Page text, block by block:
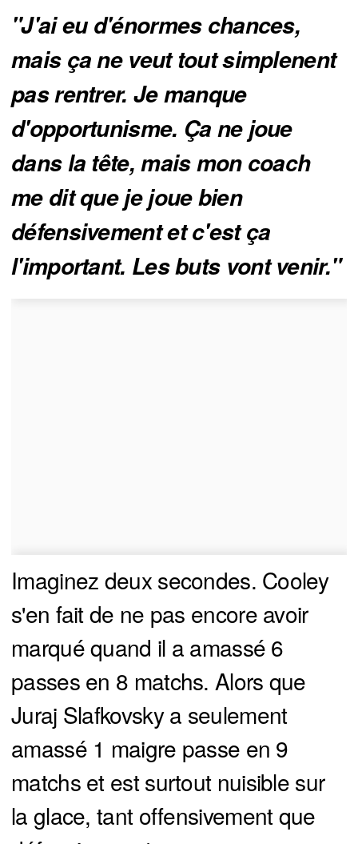
"J'ai eu d'énormes chances,
mais ça ne veut tout simplenent
pas rentrer. Je manque
d'opportunisme. Ça ne joue
dans la tête, mais mon coach
me dit que je joue bien
défensivement et c'est ça
l'important. Les buts vont venir."
Imaginez deux secondes. Cooley
s'en fait de ne pas encore avoir
marqué quand il a amassé 6
passes en 8 matchs. Alors que
Juraj Slafkovsky a seulement
amassé 1 maigre passe en 9
matchs et est surtout nuisible sur
la glace, tant offensivement que